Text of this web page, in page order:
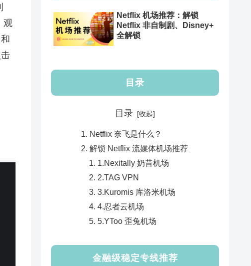
观
和
Netflix 机场推荐：解锁
Netflix 非自制剧、Disney+
全解锁
目录
目录
Netflix 奈飞是什么？
解锁 Netflix 流媒体机场推荐
1.Nexitally 奶昔机场
2.TAG VPN
3.Kuromis 库洛米机场
4.忍者云机场
5.YToo 歪兔机场
金融级稳定专线推荐